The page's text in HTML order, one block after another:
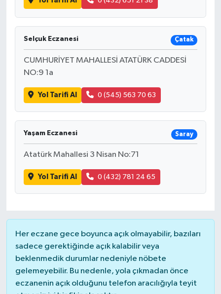
Selçuk Eczanesi Çatak
CUMHURİYET MAHALLESİ ATATÜRK CADDESİ
NO:9 1a
Yol Tarifi Al 0 (545) 563 70 63
Yaşam Eczanesi Saray
Atatürk Mahallesi 3 Nisan No:71
Yol Tarifi Al 0 (432) 781 24 65
Her eczane gece boyunca açık olmayabilir, bazıları
sadece gerektiğinde açık kalabilir veya
beklenmedik durumlar nedeniyle nöbete
gelemeyebilir. Bu nedenle, yola çıkmadan önce
eczanenin açık olduğunu telefon aracılığıyla teyit